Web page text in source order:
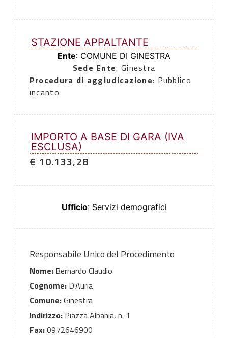
STAZIONE APPALTANTE
Ente: COMUNE DI GINESTRA
Sede Ente: Ginestra
Procedura di aggiudicazione: Pubblico
incanto
IMPORTO A BASE DI GARA (IVA
ESCLUSA)
€ 10.133,28
Ufficio: Servizi demografici
Responsabile Unico del Procedimento
Nome:Bernardo Claudio
Cognome:D'Auria
Comune:Ginestra
Indirizzo:Piazza Albania, n. 1
Fax:0972646900